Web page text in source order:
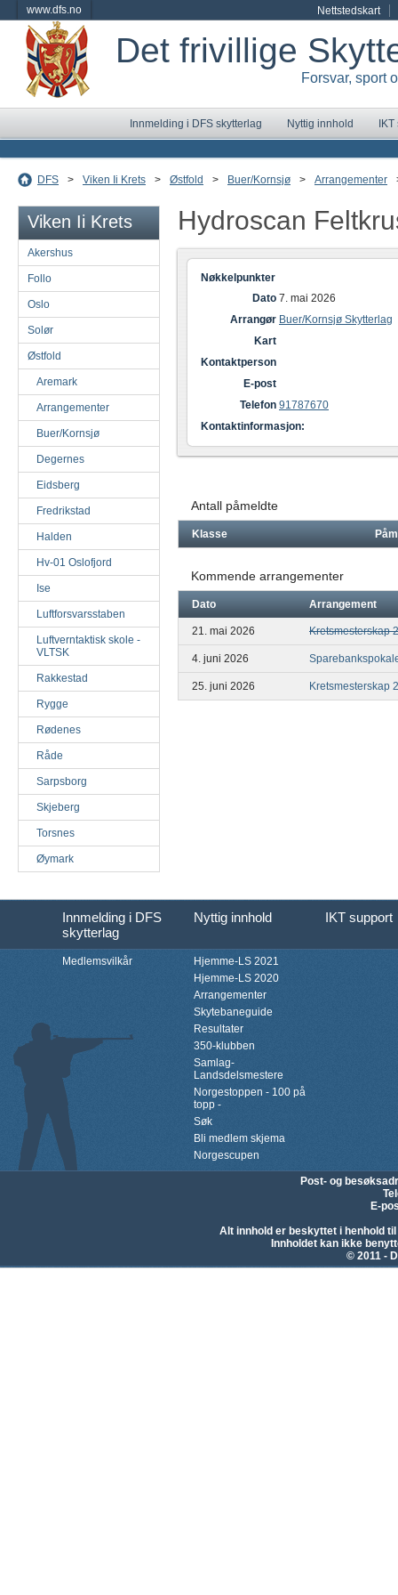
www.dfs.no Nettstedskart
Det frivillige
Forsvar, sport
Innmelding i DFS skytterlag Nyttig innhold
DFS > Viken Ii Krets > Østfold > Buer/Kornsjø > Arrangementer
Viken Ii Krets
Akershus
Follo
Oslo
Solør
Østfold
Aremark
Arrangementer
Buer/Kornsjø
Degernes
Eidsberg
Fredrikstad
Halden
Hv-01 Oslofjord
Ise
Luftforsvarsstaben
Luftverntaktisk skole -
VLTSK
Rakkestad
Rygge
Rødenes
Råde
Sarpsborg
Skjeberg
Torsnes
Øymark
Hydroscan
Nøkkelpunkter
Dato 7. mai 2026
Arrangør Buer/Kornsjø Skytterlag
Kart
Kontaktperson
E-post
Telefon 91787670
Kontaktinformasjon:
Antall påmeldte
Klasse
Kommende arrangementer
Dato Arrangement
21. mai 2026 Kretsmesterskap
4. juni 2026
25. juni 2026 Kretsmesterskap
Innmelding i DFS
skytterlag
Nyttig innhold IKT support
Medlemsvilkår
Hjemme-LS 2021
Hjemme-LS 2020
Arrangementer
Skytebaneguide
Resultater
350-klubben
Samlag-
Landsdelsmestere
Norgestoppen - 100 på
topp -
Søk
Bli medlem skjema
Norgescupen
Post- og
E-
Alt innhold er beskyttet i henhold
Innholdet kan ikke
© 2011 -